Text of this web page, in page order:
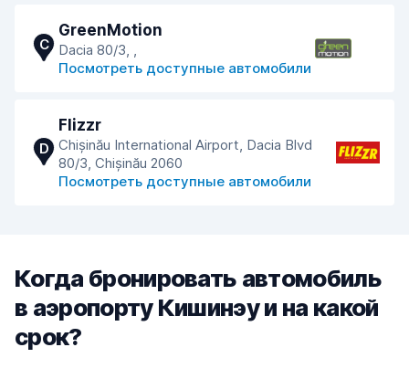
C
GreenMotion
Dacia 80/3, ,
Посмотреть доступные автомобили
D
Flizzr
Chișinău International Airport, Dacia Blvd
80/3, Chișinău 2060
Посмотреть доступные автомобили
Когда бронировать автомобиль
в аэропорту Кишинэу и на какой
срок?